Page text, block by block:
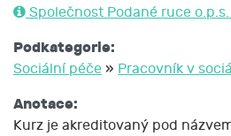
Společnost Podané ruce o.p.s.
Podkategorie:
Sociální péče » Pracovník v
Anotace:
Kurz je akreditovaný pod